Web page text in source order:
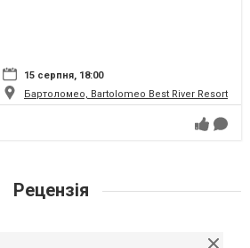
15 серпня, 18:00
Бартоломео, Bartolomeo Best River Resort
Рецензія